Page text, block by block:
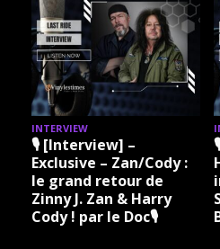
INTERVIEW
🎙 [Interview] –
Exclusive – Zan/Cody :
le grand retour de
Zinny J. Zan & Harry
Cody ! par le Doc🎙